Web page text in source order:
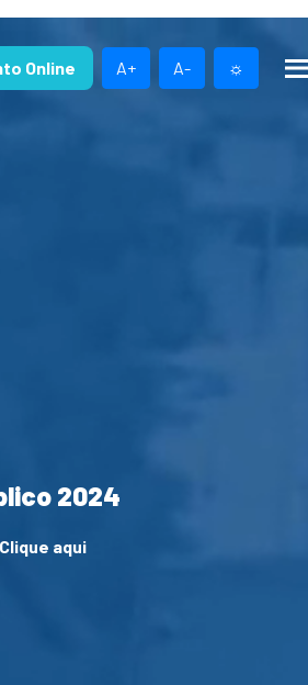
Online A+ A- ☼
2024
Clique aqui